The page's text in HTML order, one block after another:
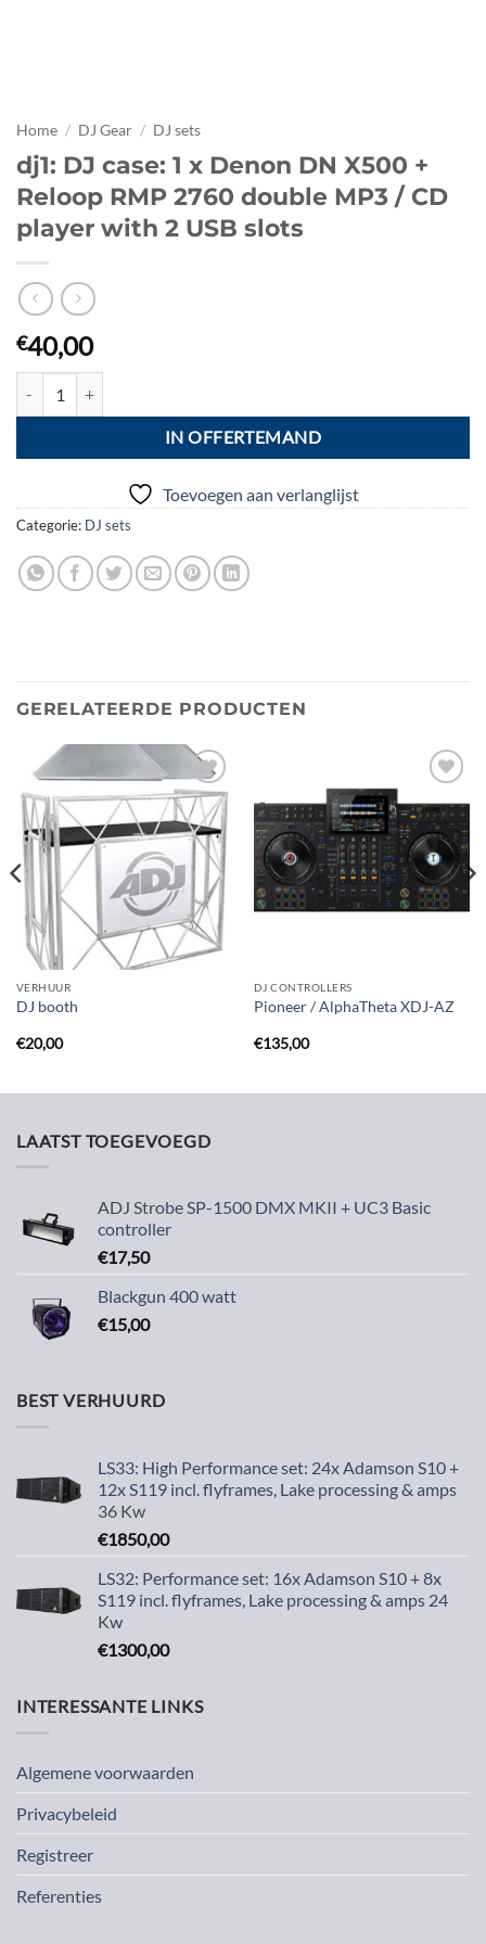
Home / DJ Gear / DJ sets
dj1: DJ case: 1 x Denon DN X500 +
Reloop RMP 2760 double MP3 / CD
player with 2 USB slots
€40,00
IN OFFERTEMAND
Toevoegen aan verlanglijst
Categorie: DJ sets
GERELATEERDE PRODUCTEN
Toevoegen
aan
verlanglijst
VERHUUR
DJ booth
€20,00
aan
verlanglijst
DJ CONTROLLERS
Pioneer / AlphaTheta XDJ-AZ
€135,00
LAATST TOEGEVOEGD
ADJ Strobe SP-1500 DMX MKII + UC3 Basic
controller
€17,50
Blackgun 400 watt
€15,00
BEST VERHUURD
LS33: High Performance set: 24x Adamson S10 +
12x S119 incl. flyframes, Lake processing & amps
36 Kw
€1850,00
LS32: Performance set: 16x Adamson S10 + 8x
S119 incl. flyframes, Lake processing & amps 24
Kw
€1300,00
INTERESSANTE LINKS
Algemene voorwaarden
Privacybeleid
Registreer
Referenties